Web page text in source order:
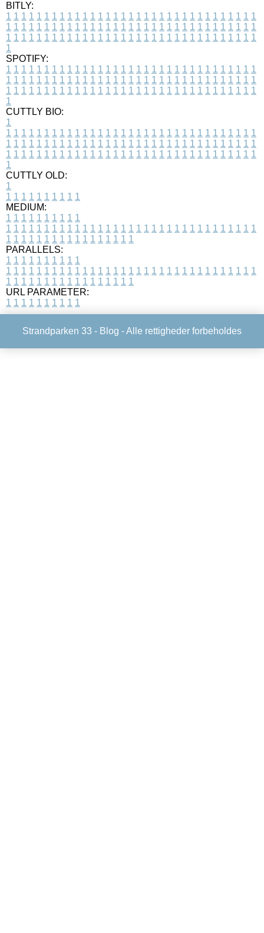
BITLY:
1 1 1 1 1 1 1 1 1 1 1 1 1 1 1 1 1 1 1 1 1 1 1 1 1 1 1 1 1 1 1 1 1
1 1 1 1 1 1 1 1 1 1 1 1 1 1 1 1 1 1 1 1 1 1 1 1 1 1 1 1 1 1 1 1 1
1 1 1 1 1 1 1 1 1 1 1 1 1 1 1 1 1 1 1 1 1 1 1 1 1 1 1 1 1 1 1 1 1
1
SPOTIFY:
1 1 1 1 1 1 1 1 1 1 1 1 1 1 1 1 1 1 1 1 1 1 1 1 1 1 1 1 1 1 1 1 1
1 1 1 1 1 1 1 1 1 1 1 1 1 1 1 1 1 1 1 1 1 1 1 1 1 1 1 1 1 1 1 1 1
1 1 1 1 1 1 1 1 1 1 1 1 1 1 1 1 1 1 1 1 1 1 1 1 1 1 1 1 1 1 1 1 1
1
CUTTLY BIO:
1
1 1 1 1 1 1 1 1 1 1 1 1 1 1 1 1 1 1 1 1 1 1 1 1 1 1 1 1 1 1 1 1 1
1 1 1 1 1 1 1 1 1 1 1 1 1 1 1 1 1 1 1 1 1 1 1 1 1 1 1 1 1 1 1 1 1
1 1 1 1 1 1 1 1 1 1 1 1 1 1 1 1 1 1 1 1 1 1 1 1 1 1 1 1 1 1 1 1 1
1
CUTTLY OLD:
1
1 1 1 1 1 1 1 1 1 1
MEDIUM:
1 1 1 1 1 1 1 1 1 1
1 1 1 1 1 1 1 1 1 1 1 1 1 1 1 1 1 1 1 1 1 1 1 1 1 1 1 1 1 1 1 1 1
1 1 1 1 1 1 1 1 1 1 1 1 1 1 1 1 1
PARALLELS:
1 1 1 1 1 1 1 1 1 1
1 1 1 1 1 1 1 1 1 1 1 1 1 1 1 1 1 1 1 1 1 1 1 1 1 1 1 1 1 1 1 1 1
1 1 1 1 1 1 1 1 1 1 1 1 1 1 1 1 1
URL PARAMETER:
1 1 1 1 1 1 1 1 1 1
Strandparken 33 - Blog - Alle rettigheder forbeholdes